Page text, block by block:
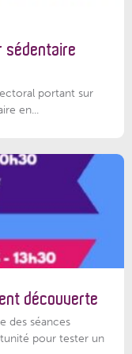
sédentaire
portant sur
en...
découverte
des séances
pour tester un